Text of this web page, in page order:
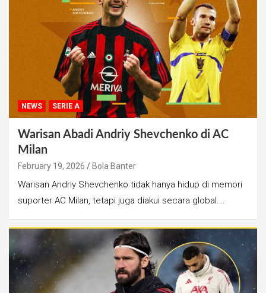
NEWS SERIE A
Warisan Abadi Andriy Shevchenko di AC
Milan
February 19, 2026 Bola Banter
Warisan Andriy Shevchenko tidak hanya hidup di memori
suporter AC Milan, tetapi juga diakui secara global.…